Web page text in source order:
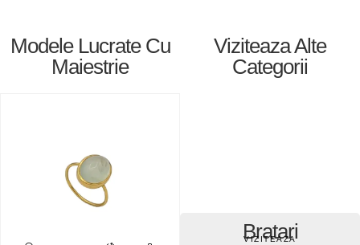
Modele Lucrate Cu
Maiestrie
Viziteaza Alte
Categorii
Bratari
VIZITEAZA